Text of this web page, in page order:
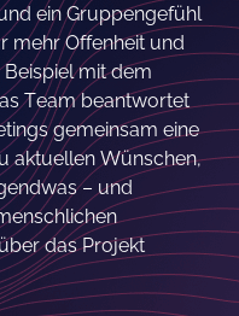
ein Gruppengefühl
mehr Offenheit und
mit dem
Team beantwortet
gemeinsam eine
aktuellen Wünschen,
– und
das Projekt